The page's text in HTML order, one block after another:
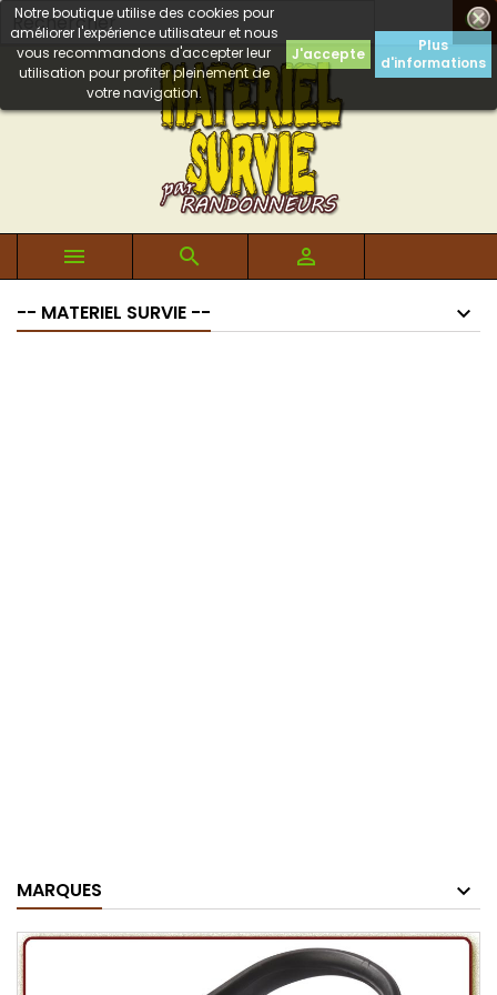

Notre boutique utilise des cookies pour
améliorer l'expérience utilisateur et nous
vous recommandons d'accepter leur
utilisation pour profiter pleinement de
votre navigation.
J'accepte
Plus
d'informations
  
-- MATERIEL SURVIE --
MARQUES